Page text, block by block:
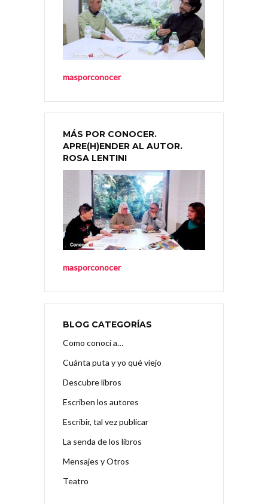
masporconocer
MÁS POR CONOCER.
APRE(H)ENDER AL AUTOR.
ROSA LENTINI
masporconocer
BLOG CATEGORÍAS
Como conocí a…
Cuánta puta y yo qué viejo
Descubre libros
Escriben los autores
Escribir, tal vez publicar
La senda de los libros
Mensajes y Otros
Teatro